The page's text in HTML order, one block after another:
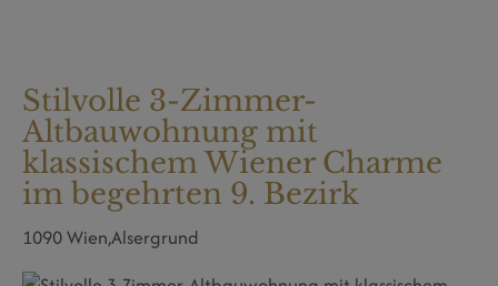
Stilvolle 3-Zimmer-
Altbauwohnung mit
klassischem Wiener Charme
im begehrten 9. Bezirk
1090 Wien,Alsergrund